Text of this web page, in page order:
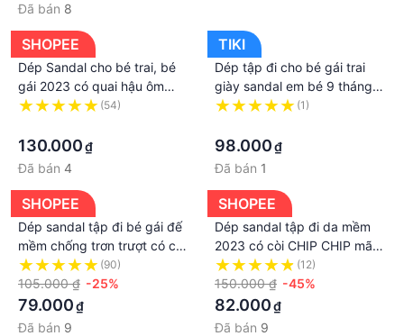
Đã bán 8
SHOPEE
Dép Sandal cho bé trai, bé
gái 2023 có quai hậu ôm
chân siêu nhẹ - Giày tập đi
(54)
130.000₫
Đã bán 4
TIKI
Dép tập đi cho bé gái trai
giày sandal em bé 9 tháng 2
tuổi có kèn chống trượt
(1)
98.000₫
Đã bán 1
SHOPEE
Dép sandal tập đi bé gái đế
mềm chống trơn trượt có còi
chít chít họa tiết thỏ micky
dễ thương
(90)
105.000 ₫ -25%
79.000₫
Đã bán 9
SHOPEE
Dép sandal tập đi da mềm
2023 có còi CHIP CHIP mã
802GD Quảng Châu cao cấp
cho bé trai bé gái
(12)
150.000 ₫ -45%
82.000₫
Đã bán 9